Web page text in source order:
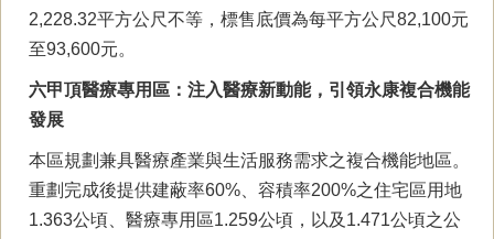
2,228.32平方公尺不等，標售底價為每平方公尺82,100元
至93,600元。
六甲頂醫療專用區：注入醫療新動能，引領永康複合機能
發展
本區規劃兼具醫療產業與生活服務需求之複合機能地區。
重劃完成後提供建蔽率60%、容積率200%之住宅區用地
1.363公頃、醫療專用區1.259公頃，以及1.471公頃之公